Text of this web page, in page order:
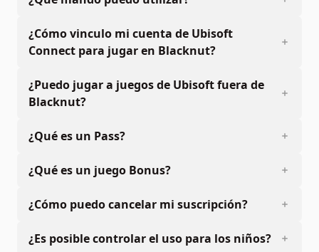
¿Cómo vinculo mi cuenta de Ubisoft
Connect para jugar en Blacknut?
¿Puedo jugar a juegos de Ubisoft fuera de
Blacknut?
¿Qué es un Pass?
¿Qué es un juego Bonus?
¿Cómo puedo cancelar mi suscripción?
¿Es posible controlar el uso para los niños?